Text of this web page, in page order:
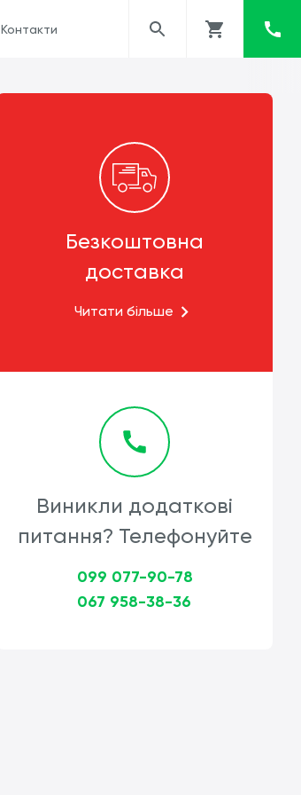
Контакти
Безкоштовна
доставка
Читати більше
Виникли додаткові
питання? Телефонуйте
099 077-90-78
067 958-38-36